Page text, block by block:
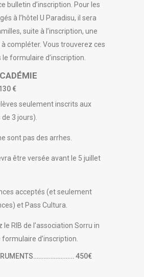
bulletin d’inscription. Pour les
à l’hôtel U Paradisu, il sera
suite à l’inscription, une
compléter. Vous trouverez ces
formulaire d’inscription.
€
seulement inscrits aux
3 jours).
sont pas des arrhes.
être versée avant le 5 juillet
acceptés (et seulement
et Pass Cultura.
RIB de l’association Sorru in
d’inscription.
450€